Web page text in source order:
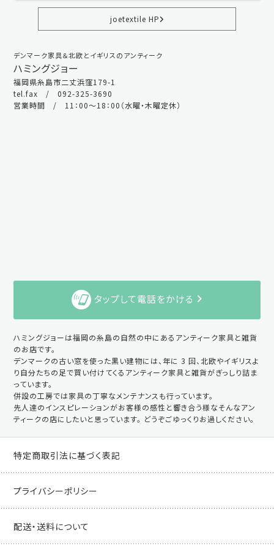
joetextile HP
デンマーク家具＆北欧とイギリスのアンティーク
ハミングジョー
福岡県糸島市二丈浜窪179-1
tel.fax / 092-325-3690
営業時間 / 11：00～18：00（水曜・木曜定休）
タップして電話をかける
ハミングジョーは福岡の糸島の自然の中にあるアンティーク家具と雑貨
のお店です。
デンマークの古い窓を使った黒い建物には、年に 3 回、北欧やイギリスよ
り自分たちの足で買い付けてくるアンティーク家具と雑貨がぎっしり詰ま
っています。
併設の工房では家具の丁寧なメンテナンスも行っています。
先人達のインスピレーションがお客様の感性と響き合う様なそんなアン
ティークの店にしたいと思っています。 どうぞごゆっくりお過しください。
特定商取引法に基づく表記
プライバシーポリシー
配送・送料について